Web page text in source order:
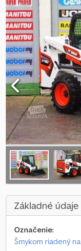
Základné údaje
Označenie:
Šmykom riadený